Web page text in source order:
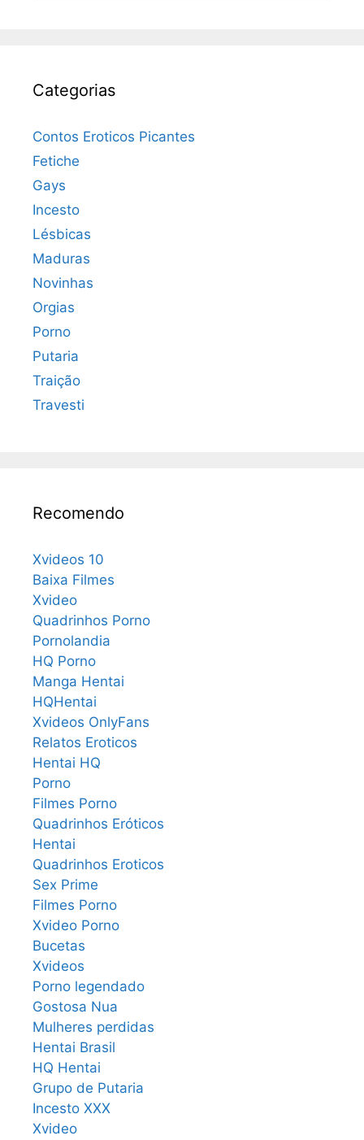
Categorias
Contos Eroticos Picantes
Fetiche
Gays
Incesto
Lésbicas
Maduras
Novinhas
Orgias
Porno
Putaria
Traição
Travesti
Recomendo
Xvideos 10
Baixa Filmes
Xvideo
Quadrinhos Porno
Pornolandia
HQ Porno
Manga Hentai
HQHentai
Xvideos OnlyFans
Relatos Eroticos
Hentai HQ
Porno
Filmes Porno
Quadrinhos Eróticos
Hentai
Quadrinhos Eroticos
Sex Prime
Filmes Porno
Xvideo Porno
Bucetas
Xvideos
Porno legendado
Gostosa Nua
Mulheres perdidas
Hentai Brasil
HQ Hentai
Grupo de Putaria
Incesto XXX
Xvideo